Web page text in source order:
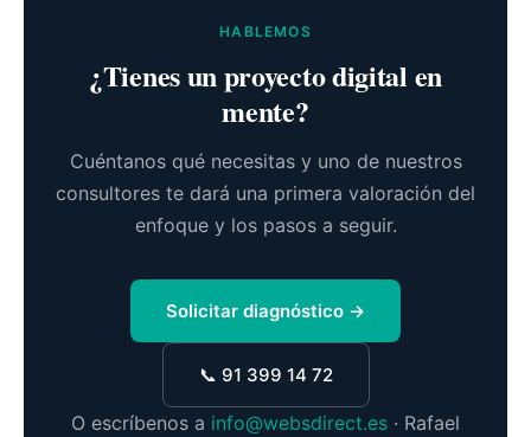
HABLEMOS
¿Tienes un proyecto digital en
mente?
Cuéntanos qué necesitas y uno de nuestros
consultores te dará una primera valoración del
enfoque y los pasos a seguir.
Solicitar diagnóstico →
📞 91 399 14 72
O escríbenos a info@websdirect.es · Rafael